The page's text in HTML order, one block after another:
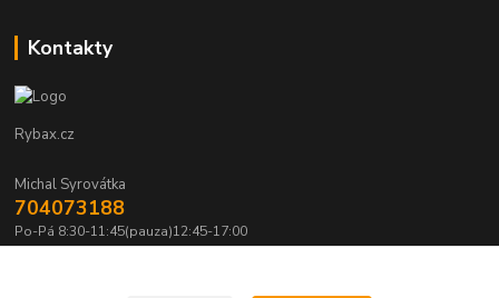
Kontakty
Rybax.cz
Michal Syrovátka
704073188
Po-Pá 8:30-11:45(pauza)12:45-17:00